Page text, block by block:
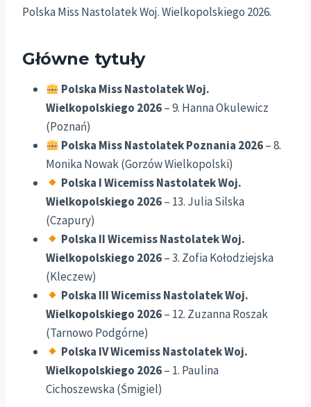
Polska Miss Nastolatek Woj. Wielkopolskiego 2026.
Główne tytuły
Polska Miss Nastolatek Woj.
Wielkopolskiego 2026– 9. Hanna Okulewicz
(Poznań)
Polska Miss Nastolatek Poznania 2026– 8.
Monika Nowak (Gorzów Wielkopolski)
Polska I Wicemiss Nastolatek Woj.
Wielkopolskiego 2026– 13. Julia Silska
(Czapury)
Polska II Wicemiss Nastolatek Woj.
Wielkopolskiego 2026– 3. Zofia Kołodziejska
(Kleczew)
Polska III Wicemiss Nastolatek Woj.
Wielkopolskiego 2026– 12. Zuzanna Roszak
(Tarnowo Podgórne)
Polska IV Wicemiss Nastolatek Woj.
Wielkopolskiego 2026– 1. Paulina
Cichoszewska (Śmigiel)